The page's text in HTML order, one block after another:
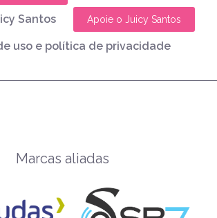
Santos Apoie o Juicy Santos
uso e política de privacidade
Marcas aliadas